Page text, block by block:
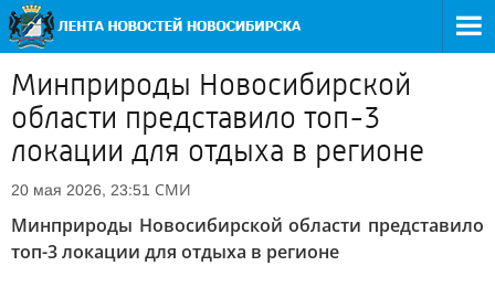
Минприроды Новосибирской
области представило топ-3
локации для отдыха в регионе
20 мая 2026, 23:51 СМИ
Минприроды Новосибирской области представило
топ-3 локации для отдыха в регионе